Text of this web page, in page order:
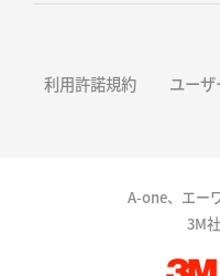
利用許諾規約 ユー
A-one、エー
3M